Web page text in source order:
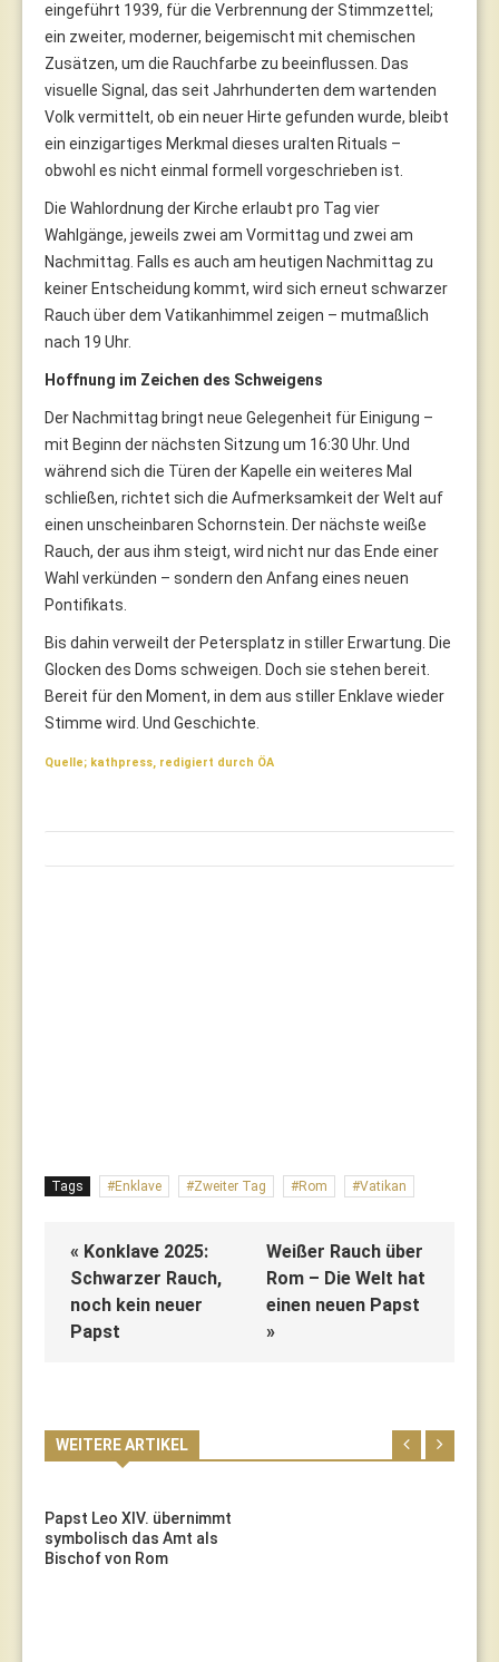
eingeführt 1939, für die Verbrennung der Stimmzettel;
ein zweiter, moderner, beigemischt mit chemischen
Zusätzen, um die Rauchfarbe zu beeinflussen. Das
visuelle Signal, das seit Jahrhunderten dem wartenden
Volk vermittelt, ob ein neuer Hirte gefunden wurde, bleibt
ein einzigartiges Merkmal dieses uralten Rituals –
obwohl es nicht einmal formell vorgeschrieben ist.
Die Wahlordnung der Kirche erlaubt pro Tag vier
Wahlgänge, jeweils zwei am Vormittag und zwei am
Nachmittag. Falls es auch am heutigen Nachmittag zu
keiner Entscheidung kommt, wird sich erneut schwarzer
Rauch über dem Vatikanhimmel zeigen – mutmaßlich
nach 19 Uhr.
Hoffnung im Zeichen des Schweigens
Der Nachmittag bringt neue Gelegenheit für Einigung –
mit Beginn der nächsten Sitzung um 16:30 Uhr. Und
während sich die Türen der Kapelle ein weiteres Mal
schließen, richtet sich die Aufmerksamkeit der Welt auf
einen unscheinbaren Schornstein. Der nächste weiße
Rauch, der aus ihm steigt, wird nicht nur das Ende einer
Wahl verkünden – sondern den Anfang eines neuen
Pontifikats.
Bis dahin verweilt der Petersplatz in stiller Erwartung. Die
Glocken des Doms schweigen. Doch sie stehen bereit.
Bereit für den Moment, in dem aus stiller Enklave wieder
Stimme wird. Und Geschichte.
Quelle; kathpress, redigiert durch ÖA
Tags Enklave Zweiter Tag Rom Vatikan
« Konklave 2025:
Schwarzer Rauch,
noch kein neuer
Papst
Weißer Rauch über
Rom – Die Welt hat
einen neuen Papst
»
WEITERE ARTIKEL
Papst Leo XIV. übernimmt
symbolisch das Amt als
Bischof von Rom